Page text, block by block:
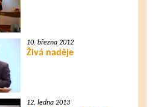
10. března 2012
Živá naděje
12. ledna 2013